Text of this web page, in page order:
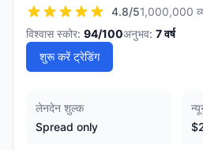
4.8/51,000,000
विश्वास स्कोर: 94/100अनुभव: 7वर्ष
शुरू करें ट्रेडिंग
लेनदेन शुल्क
Spread only